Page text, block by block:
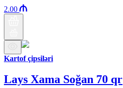
2.00
Kartof çipsiləri
Lays Xama Soğan 70 qr